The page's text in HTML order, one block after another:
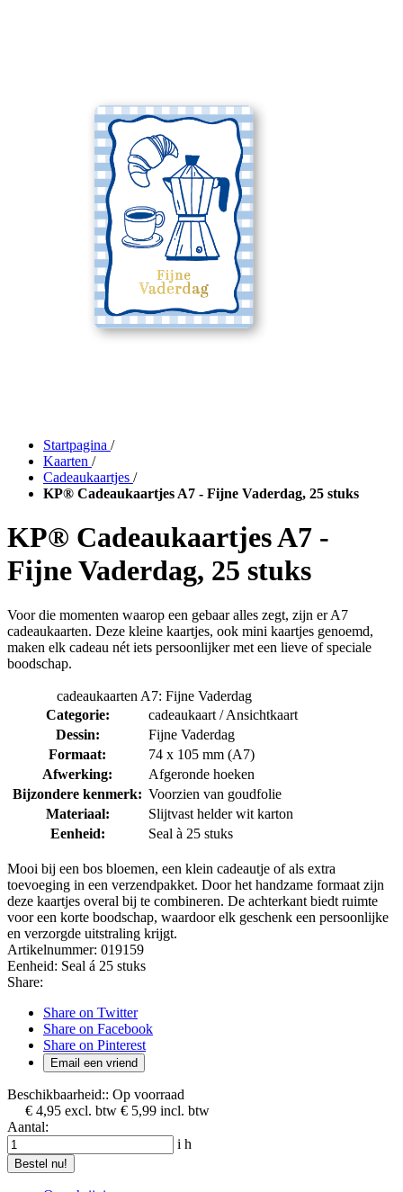
Startpagina /
Kaarten /
Cadeaukaartjes /
KP® Cadeaukaartjes A7 - Fijne Vaderdag, 25 stuks
KP® Cadeaukaartjes A7 -
Fijne Vaderdag, 25 stuks
Voor die momenten waarop een gebaar alles zegt, zijn er A7
cadeaukaarten. Deze kleine kaartjes, ook mini kaartjes genoemd,
maken elk cadeau nét iets persoonlijker met een lieve of speciale
boodschap.
cadeaukaarten A7: Fijne Vaderdag
Categorie:
cadeaukaart / Ansichtkaart
Dessin:
Fijne Vaderdag
Formaat:
74 x 105 mm (A7)
Afwerking:
Afgeronde hoeken
Bijzondere kenmerk: Voorzien van goudfolie
Materiaal:
Slijtvast helder wit karton
Eenheid:
Seal à 25 stuks
Mooi bij een bos bloemen, een klein cadeautje of als extra
toevoeging in een verzendpakket. Door het handzame formaat zijn
deze kaartjes overal bij te combineren. De achterkant biedt ruimte
voor een korte boodschap, waardoor elk geschenk een persoonlijke
en verzorgde uitstraling krijgt.
Artikelnummer: 019159
Eenheid: Seal á 25 stuks
Share:
Share on Twitter
Share on Facebook
Share on Pinterest
Email een vriend
Beschikbaarheid:: Op voorraad
€ 4,95 excl. btw € 5,99 incl. btw
Aantal:
i h
Bestel nu!